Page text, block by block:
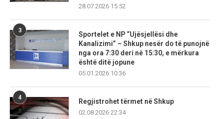
28.07.2026 15:52
3
Sportelet e NP “Ujësjellësi dhe
Kanalizimi” – Shkup nesër do të punojnë
nga ora 7:30 deri në 15:30, e mërkura
është ditë jopune
05.01.2026 10:36
4
Regjistrohet tërmet në Shkup
02.08.2026 22:34